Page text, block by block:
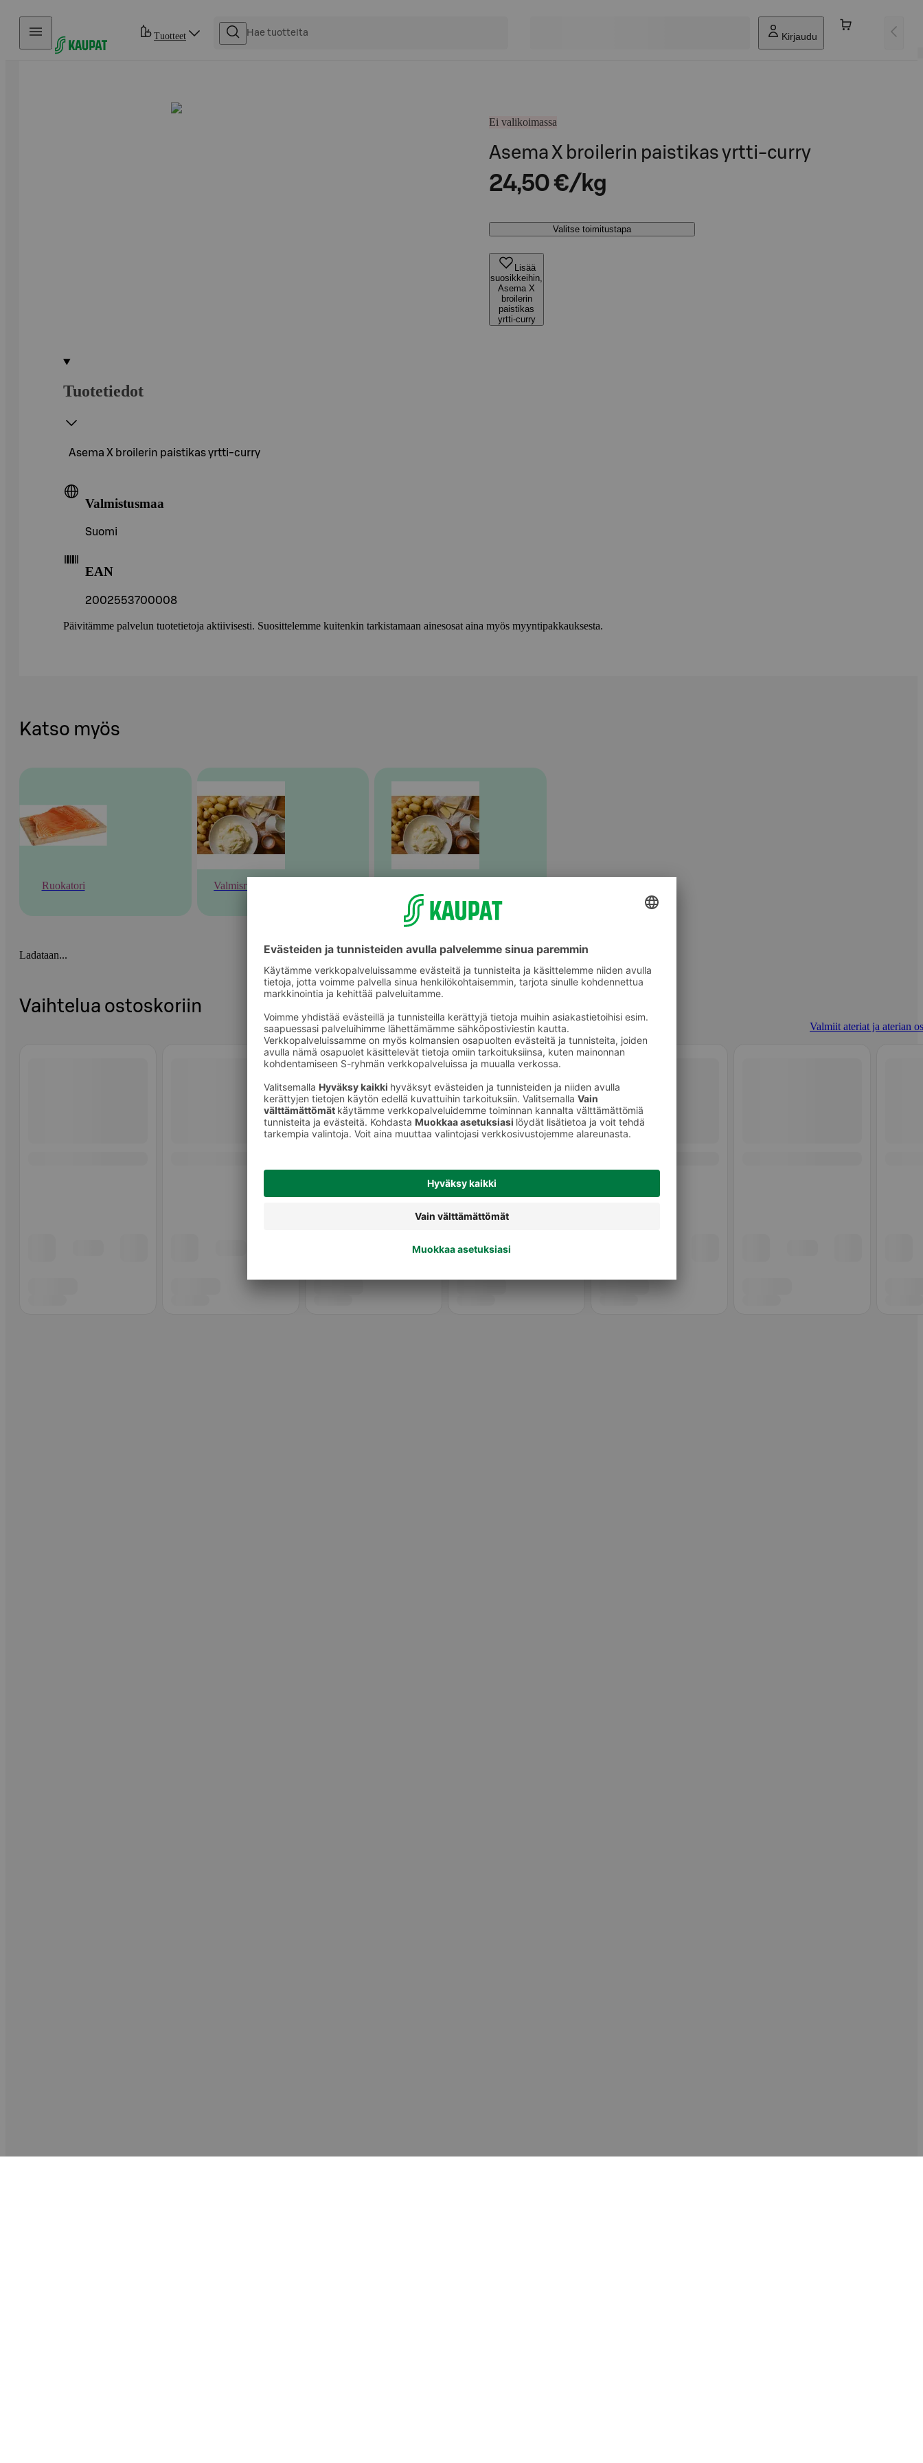
Hyppää sisältöön
Tuotteet Kirjaudu
Ei valikoimassa
Asema X broilerin paistikas yrtti-curry
24,50 €/kg
Valitse toimitustapa
Lisää
suosikkeihin,
Asema X
broilerin
paistikas
yrtti-curry
Tuotetiedot
Asema X broilerin paistikas yrtti-curry
Valmistusmaa
Suomi
EAN
2002553700008
Päivitämme palvelun tuotetietoja aktiivisesti. Suosittelemme kuitenkin tarkistamaan ainesosat aina myös myyntipakkauksesta.
Katso myös
Ruokatori Valmisruoka
Ladataan...
Vaihtelua ostoskoriin
Valmiit ateriat ja aterian